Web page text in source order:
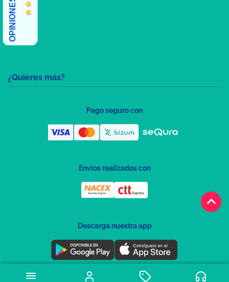
keyboard_arrow_up
¿Quieres más?
Pago seguro con
Envíos realizados con
Descarga nuestra app